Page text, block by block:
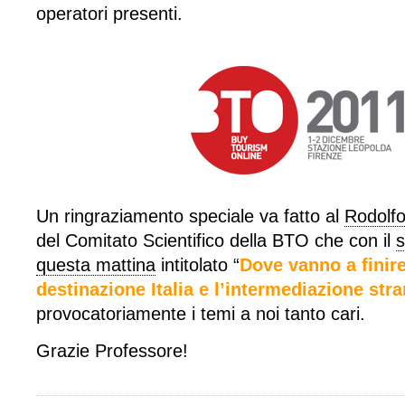
operatori presenti.
Un ringraziamento speciale va fatto al
del Comitato Scientifico della BTO che con il
questa mattina intitolato “Dove vanno a
destinazione Italia e l’intermediazione
provocatoriamente i temi a noi tanto cari.
Grazie Professore!